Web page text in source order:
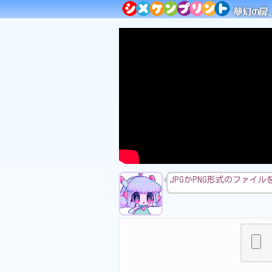
夢幻の扉
JPGかPNG形式のファイ